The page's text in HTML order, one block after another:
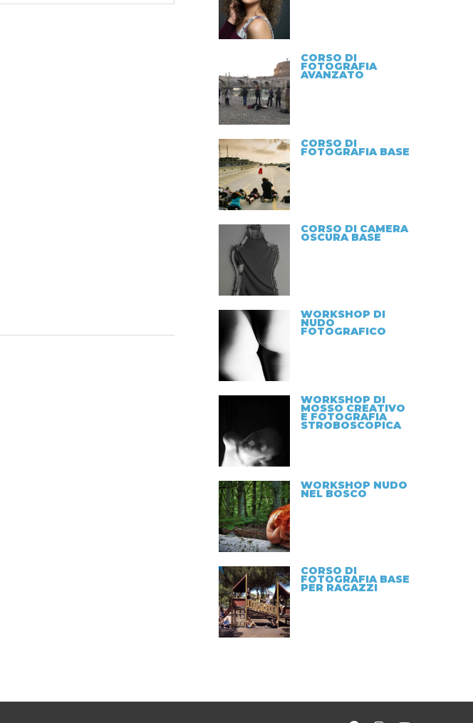
CORSO DI
FOTOGRAFIA
AVANZATO
CORSO DI
FOTOGRAFIA BASE
CORSO DI CAMERA
OSCURA BASE
WORKSHOP DI
NUDO
FOTOGRAFICO
WORKSHOP DI
MOSSO CREATIVO
E FOTOGRAFIA
STROBOSCOPICA
WORKSHOP NUDO
NEL BOSCO
CORSO DI
FOTOGRAFIA BASE
PER RAGAZZI